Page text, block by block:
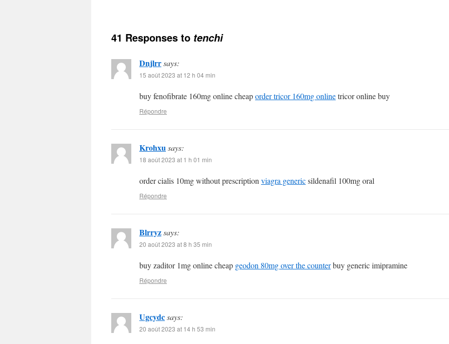
41 Responses to tenchi
Dnjlrrsays:
15 août 2023 at 12 h 04 min
buy fenofibrate 160mg online cheaporder tricor 160mg onlinetricor online buy
Répondre
Krohxusays:
18 août 2023 at 1 h 01 min
order cialis 10mg without prescription viagra genericsildenafil 100mg oral
Répondre
Blrryzsays:
20 août 2023 at 8 h 35 min
buy zaditor 1mg online cheap geodon 80mg over the counterbuy generic imipramine
Répondre
Ugcydcsays:
20 août 2023 at 14 h 53 min